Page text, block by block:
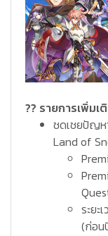
?? รายการเพิ่มเ
ชดเชยปัญห
Land of
ระย
(ก่อน